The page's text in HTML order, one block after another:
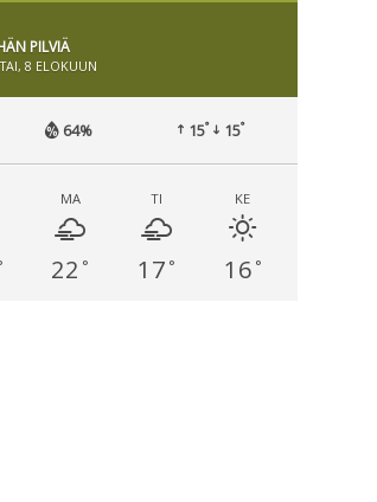
PILVIÄ
8 ELOKUUN
64% 15° 15°
MA
22 °
TI
17 °
KE
16 °